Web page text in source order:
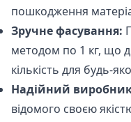
пошкодження
Зручне фасування:
методом по 1 кг, що
кількість для будь-
Надійний
відомого своєю